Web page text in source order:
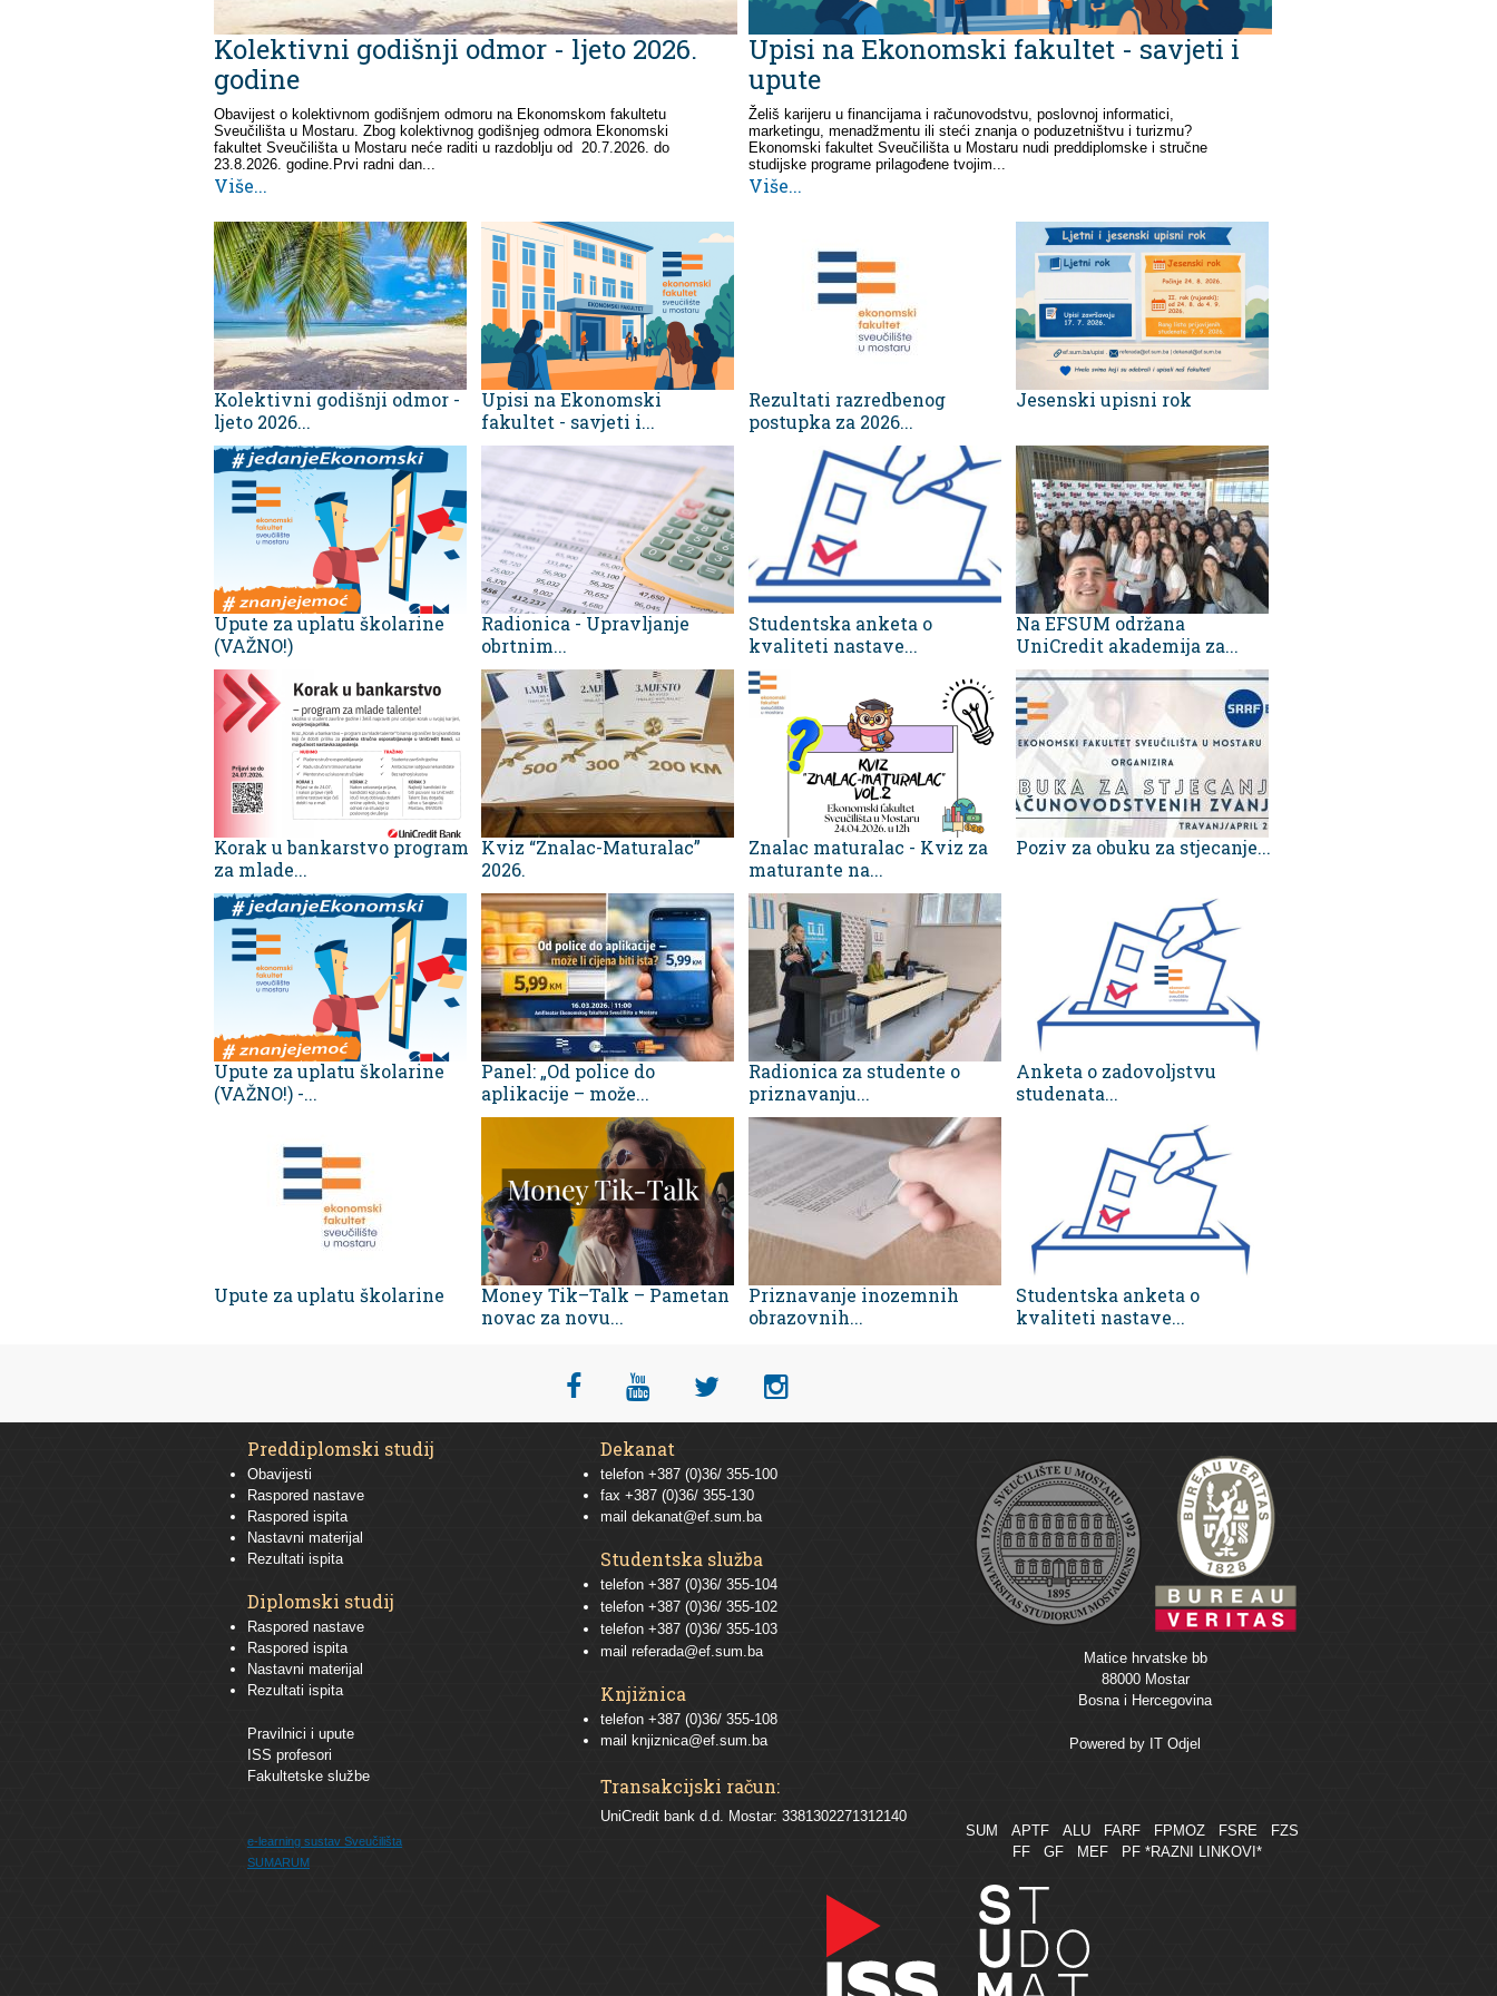
Kolektivni godišnji odmor - ljeto 2026.
godine
Obavijest o kolektivnom godišnjem odmoru na Ekonomskom fakultetu
Sveučilišta u Mostaru. Zbog kolektivnog godišnjeg odmora Ekonomski
fakultet Sveučilišta u Mostaru neće raditi u razdoblju od 20.7.2026. do
23.8.2026. godine.Prvi radni dan...
Više...
Upisi na Ekonomski fakultet - savjeti i
upute
Želiš karijeru u financijama i računovodstvu, poslovnoj informatici,
marketingu, menadžmentu ili steći znanja o poduzetništvu i turizmu?
Ekonomski fakultet Sveučilišta u Mostaru nudi preddiplomske i stručne
studijske programe prilagođene tvojim...
Više...
Kolektivni godišnji odmor -
ljeto 2026...
Upisi na Ekonomski
fakultet - savjeti i...
Rezultati razredbenog
postupka za 2026...
Jesenski upisni rok
Upute za uplatu školarine
(VAŽNO!)
Radionica - Upravljanje
obrtnim...
Studentska anketa o
kvaliteti nastave...
Na EFSUM održana
UniCredit akademija za...
Korak u bankarstvo program
za mlade...
Kviz “Znalac-Maturalac”
2026.
Znalac maturalac - Kviz za
maturante na...
Poziv za obuku za stjecanje...
Upute za uplatu školarine
(VAŽNO!) -...
Panel: „Od police do
aplikacije – može...
Radionica za studente o
priznavanju...
Anketa o zadovoljstvu
studenata...
Upute za uplatu školarine
Money Tik–Talk – Pametan
novac za novu...
Priznavanje inozemnih
obrazovnih...
Studentska anketa o
kvaliteti nastave...
Preddiplomski studij
Obavijesti
Raspored nastave
Raspored ispita
Nastavni materijal
Rezultati ispita
Diplomski studij
Raspored nastave
Raspored ispita
Nastavni materijal
Rezultati ispita
Pravilnici i upute
ISS profesori
Fakultetske službe
e-learning sustav Sveučilišta
SUMARUM
Dekanat
telefon +387 (0)36/ 355-100
fax +387 (0)36/ 355-130
mail dekanat@ef.sum.ba
Studentska služba
telefon +387 (0)36/ 355-104
telefon +387 (0)36/ 355-102
telefon +387 (0)36/ 355-103
mail referada@ef.sum.ba
Knjižnica
telefon +387 (0)36/ 355-108
mail
knjiznica@ef.sum.ba
Transakcijski račun:
UniCredit bank d.d. Mostar: 3381302271312140
Matice hrvatske bb
88000 Mostar
Bosna i Hercegovina
Powered by IT Odjel
SUM APTF ALU FARF FPMOZ FSRE
FZS
FF
GF MEF PF *RAZNI LINKOVI*